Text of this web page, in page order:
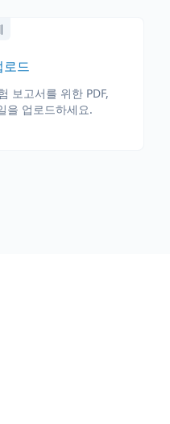
로드
보고서를 위한 PDF,
을 업로드하세요.